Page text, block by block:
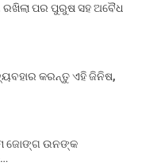
ରଖିଲା ପର ପୁରୁଷ ସହ ଅବୈଧ
କରନ୍ତୁ ଏହି ଜିନିଷ,
ଜୋଙ୍ଗ ଉନଙ୍କ